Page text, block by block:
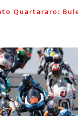
Quartararo: